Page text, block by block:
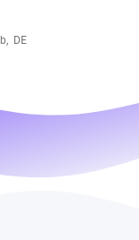
DE